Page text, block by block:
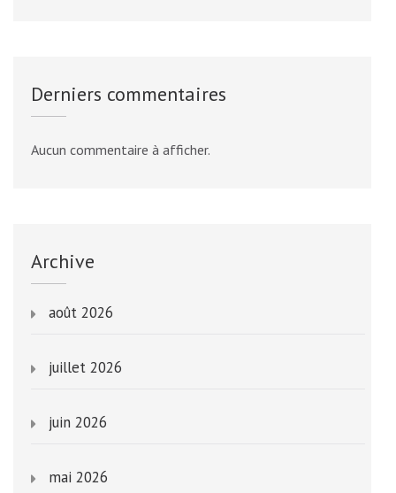
Derniers commentaires
Aucun commentaire à afficher.
Archive
août 2026
juillet 2026
juin 2026
mai 2026